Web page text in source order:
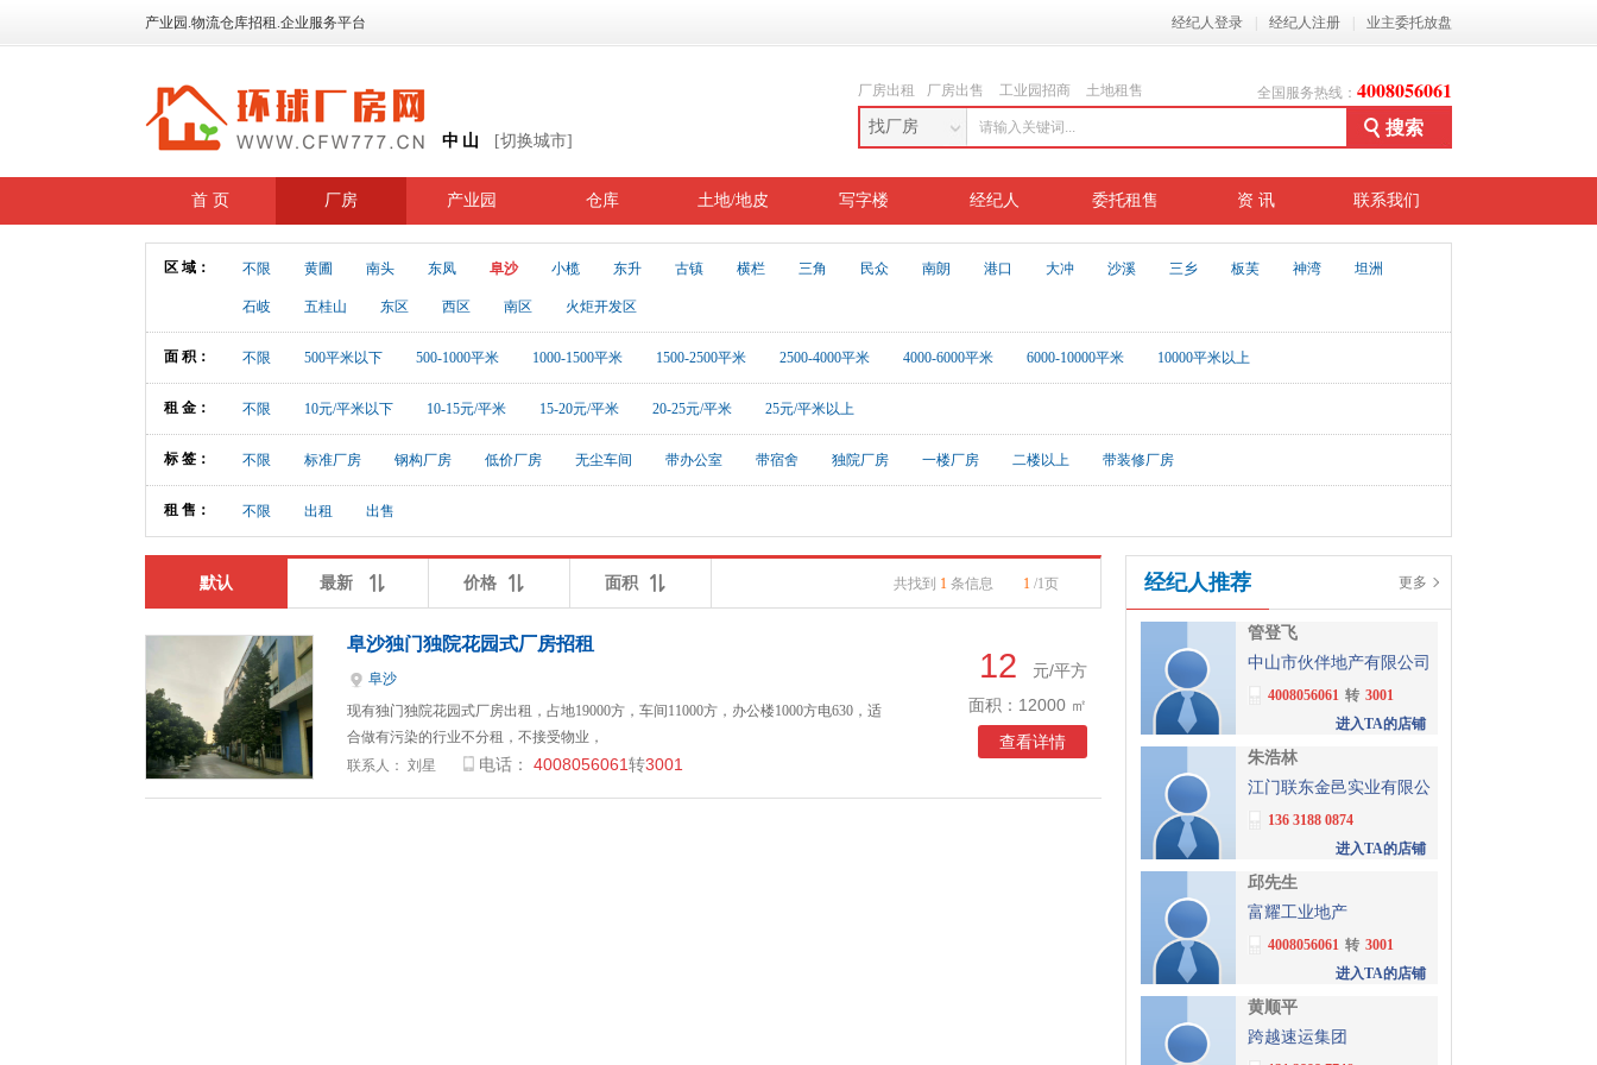
产业园.物流仓库招租.企业服务平台 经纪人登录 经纪人注册 业主委托放盘
中山 [切换城市]
厂房出租 厂房出售 工业园招商 土地租售 全国服务热线： 4008056061
找厂房
首 页 厂房 产业园 仓库 土地/地皮 写字楼 经纪人 委托租售 资 讯 联系我们
区 域： 不限 黄圃 南头 东凤 阜沙 小榄 东升 古镇 横栏 三角 民众 南朗 港口 大冲 沙溪 三乡 板芙 神湾 坦洲
石岐 五桂山 东区 西区 南区 火炬开发区
面 积： 不限 500平米以下 500-1000平米 1000-1500平米 1500-2500平米 2500-4000平米 4000-6000平米 6000-10000平米 10000平米以上
租 金： 不限 10元/平米以下 10-15元/平米 15-20元/平米 20-25元/平米 25元/平米以上
标 签： 不限 标准厂房 钢构厂房 低价厂房 无尘车间 带办公室 带宿舍 独院厂房 一楼厂房 二楼以上 带装修厂房
租 售： 不限 出租 出售
默认 最新 价格 面积 共找到 1 条信息 1 /1页
阜沙独门独院花园式厂房招租
阜沙
现有独门独院花园式厂房出租，占地19000方，车间11000方，办公楼1000方电630，适
合做有污染的行业不分租，不接受物业，
联系人： 刘星 电话： 4008056061转3001
12
元/平方
面积：12000 ㎡
查看详情
经纪人推荐 更多
管登飞
中山市伙伴地产有限公司
4008056061 转 3001
进入TA的店铺
朱浩林
江门联东金邑实业有限公
司
136 3188 0874
进入TA的店铺
邱先生
富耀工业地产
4008056061 转 3001
进入TA的店铺
黄顺平
跨越速运集团